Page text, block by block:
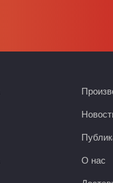
О нас